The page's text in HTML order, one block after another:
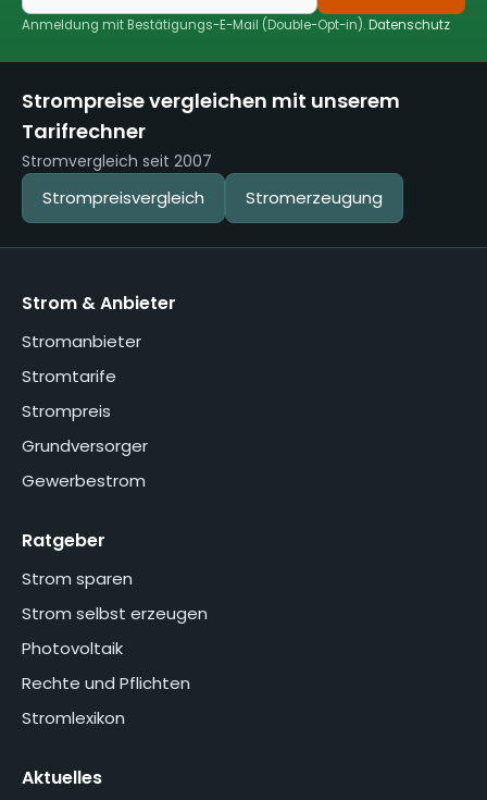
Anmeldung mit Bestätigungs-E-Mail (Double-Opt-in).Datenschutz
Strompreise vergleichen mit unserem
Tarifrechner
Stromvergleich seit 2007
Strompreisvergleich Stromerzeugung
Strom & Anbieter
Stromanbieter
Stromtarife
Strompreis
Grundversorger
Gewerbestrom
Ratgeber
Strom sparen
Strom selbst erzeugen
Photovoltaik
Rechte und Pflichten
Stromlexikon
Aktuelles